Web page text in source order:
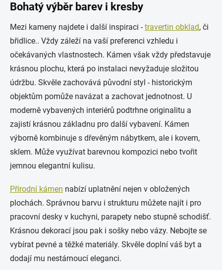
Bohatý výběr barev i kresby
Mezi kameny najdete i další inspiraci -travertin obklad, či
břidlice.. Vždy záleží na vaší preferenci vzhledu i
očekávaných vlastnostech. Kámen však vždy představuje
krásnou plochu, která po instalaci nevyžaduje složitou
údržbu. Skvěle zachovává původní styl - historickým
objektům pomůže navázat a zachovat jednotnost. U
moderně vybavených interiérů podtrhne originalitu a
zajistí krásnou základnu pro další vybavení. Kámen
výborně kombinuje s dřevěným nábytkem, ale i kovem,
sklem. Může využívat barevnou kompozici nebo tvořit
jemnou elegantní kulisu.
Přírodní kámen nabízí uplatnění nejen v obložených
plochách. Správnou barvu i strukturu můžete najít i pro
pracovní desky v kuchyni, parapety nebo stupně schodišť.
Krásnou dekorací jsou pak i sošky nebo vázy. Nebojte se
vybírat pevné a těžké materiály. Skvěle doplní váš byt a
dodají mu nestárnoucí eleganci.